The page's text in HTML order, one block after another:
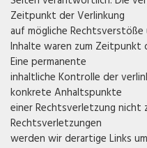
Zeitpunkt der Verlinkung
auf mögliche
Inhalte waren zum Zeitpunkt
Eine permanente
inhaltliche Kontrolle der
konkrete Anhaltspunkte
einer Rechtsverletzung nicht
Rechtsverletzungen
werden wir derartige Links